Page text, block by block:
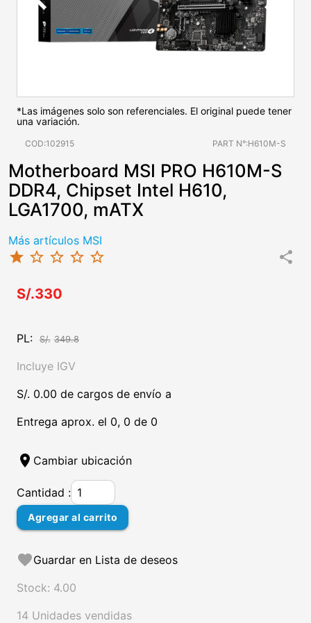
*Las imágenes solo son referenciales. El original puede tener
una variación.
COD:102915 PART N°:H610M-S
Motherboard MSI PRO H610M-S
DDR4, Chipset Intel H610,
LGA1700, mATX
Más artículos MSI
star star_border star_border star_border star_border share
S/.330
PL: S/. 349.8
Incluye IGV
S/. 0.00 de cargos de envío a
Entrega aprox. el 0, 0 de 0
location_on Cambiar ubicación
Cantidad :
Agregar al carrito
favoriteGuardar en Lista de deseos
Stock: 4.00
14 Unidades vendidas